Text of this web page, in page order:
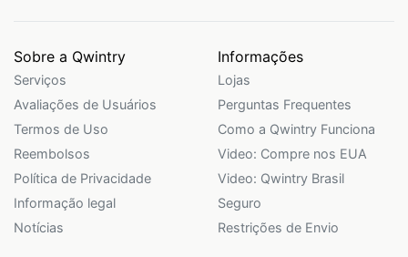
Sobre a Qwintry
Serviços
Avaliações de Usuários
Termos de Uso
Reembolsos
Política de Privacidade
Informação legal
Notícias
Informações
Lojas
Perguntas Frequentes
Como a Qwintry Funciona
Video: Compre nos EUA
Video: Qwintry Brasil
Seguro
Restrições de Envio